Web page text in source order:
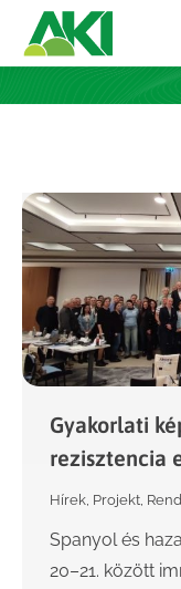
Gyakorlati
rezisztencia
Hírek Projekt
Spanyol és
20–21. között